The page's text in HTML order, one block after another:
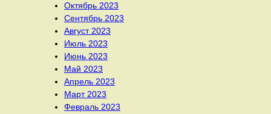
Октябрь 2023
Сентябрь 2023
Август 2023
Июль 2023
Июнь 2023
Май 2023
Апрель 2023
Март 2023
Февраль 2023